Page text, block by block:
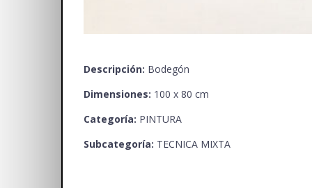
Descripción: Bodegón
Dimensiones: 100 x 80 cm
Categoría: PINTURA
Subcategoría: TECNICA MIXTA